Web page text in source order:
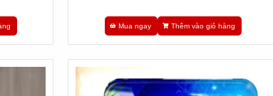
Mua ngay Thêm vào giỏ hàng